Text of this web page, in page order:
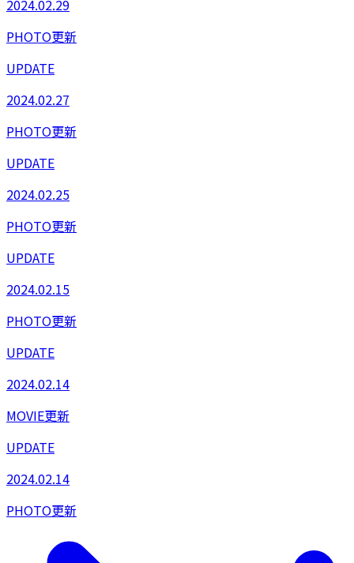
2024.02.29
PHOTO更新
UPDATE
2024.02.27
PHOTO更新
UPDATE
2024.02.25
PHOTO更新
UPDATE
2024.02.15
PHOTO更新
UPDATE
2024.02.14
MOVIE更新
UPDATE
2024.02.14
PHOTO更新